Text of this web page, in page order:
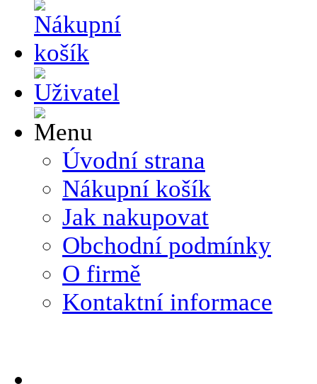
Úvodní strana
Nákupní košík
Jak nakupovat
Obchodní podmínky
O firmě
Kontaktní informace